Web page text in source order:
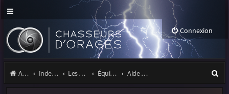
Connexion
Accueil Index du forum Les orages Équipement Aide & support cellules Radio Ham Electronic (Walt)
e